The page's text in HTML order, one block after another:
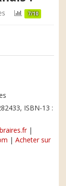
7/10
ISBN-13 :
|
| Acheter sur